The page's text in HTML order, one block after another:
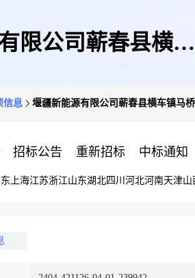
限公司蕲春县横车
信息 堰疆新能源有限公司蕲春县横车镇马
招标公告 重新招标 中标通知
上海江苏浙江山东湖北四川 河北河南天津山